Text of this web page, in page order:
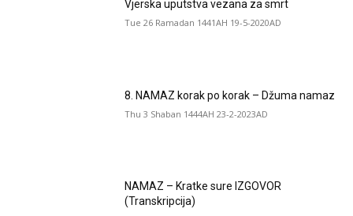
Vjerska uputstva vezana za smrt
Tue 26 Ramadan 1441AH 19-5-2020AD
8. NAMAZ korak po korak – Džuma namaz
Thu 3 Shaban 1444AH 23-2-2023AD
NAMAZ – Kratke sure IZGOVOR
(Transkripcija)